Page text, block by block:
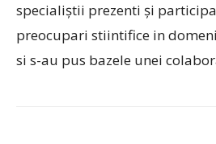
specialiștii prezenti și
preocupari stiintifice in
si s-au pus bazele unei